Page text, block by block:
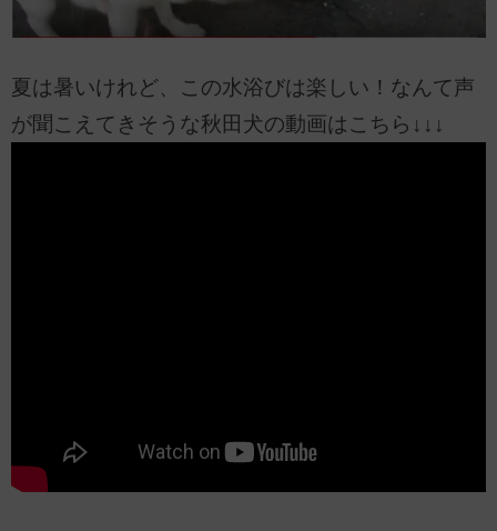
夏は暑いけれど、この水浴びは楽しい！なんて声
が聞こえてきそうな秋田犬の動画はこちら↓↓↓